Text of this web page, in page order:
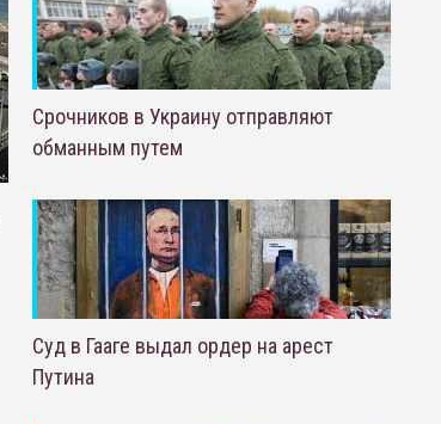
Срочников в Украину отправляют
обманным путем
Суд в Гааге выдал ордер на арест
Путина